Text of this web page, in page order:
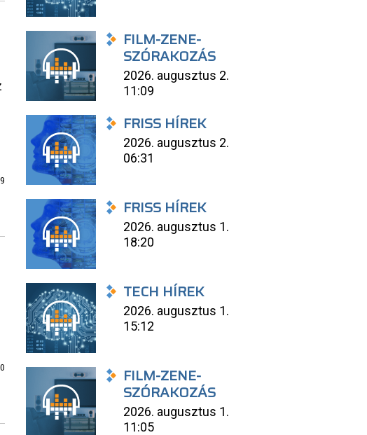
FILM-ZENE-
SZÓRAKOZÁS
2026. augusztus 2.
11:09
FRISS HÍREK
2026. augusztus 2.
06:31
FRISS HÍREK
2026. augusztus 1.
18:20
TECH HÍREK
2026. augusztus 1.
15:12
FILM-ZENE-
SZÓRAKOZÁS
2026. augusztus 1.
11:05